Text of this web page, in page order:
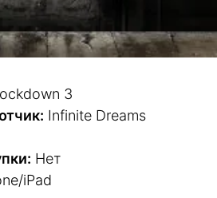
3
Infinite Dreams
Нет
iPad